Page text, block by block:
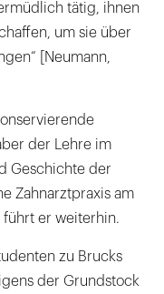
tätig, ihnen
um sie über
[Neumann,
der Lehre im
Geschichte der
Zahnarztpraxis am
führt er weiterhin.
zu Brucks
der Grundstock